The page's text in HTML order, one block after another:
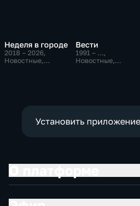
Неделя в городе
2018 – 2026,
Новостные,
Вести
1991 – …,
Новостные,
Установить